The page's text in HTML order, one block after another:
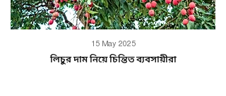
লিচুর দাম নিয়ে চিন্তিত ব্যবসায়ীরা
15 May 2025